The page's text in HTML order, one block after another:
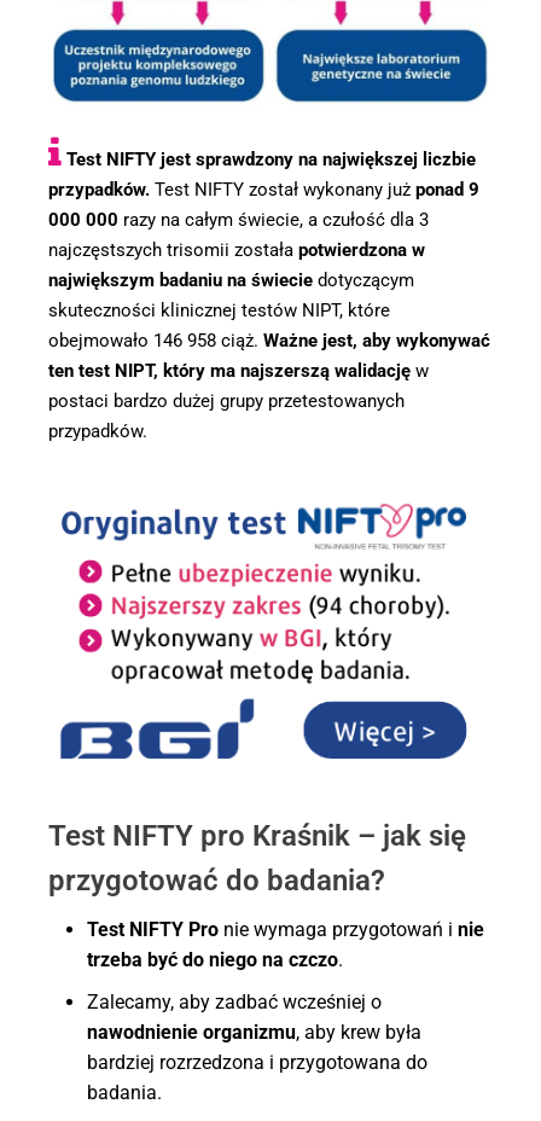
Test NIFTY jest sprawdzony na największej liczbie
przypadków. Test NIFTY został wykonany już ponad 9
000 000 razy na całym świecie, a czułość dla 3
najczęstszych trisomii została potwierdzona w
największym badaniu na świecie dotyczącym
skuteczności klinicznej testów NIPT, które
obejmowało 146 958 ciąż. Ważne jest, aby wykonywać
ten test NIPT, który ma najszerszą walidację w
postaci bardzo dużej grupy przetestowanych
przypadków.
Test NIFTY pro Kraśnik – jak się
przygotować do badania?
Test NIFTY Pro nie wymaga przygotowań i nie
trzeba być do niego na czczo.
Zalecamy, aby zadbać wcześniej o
nawodnienie organizmu, aby krew była
bardziej rozrzedzona i przygotowana do
badania.